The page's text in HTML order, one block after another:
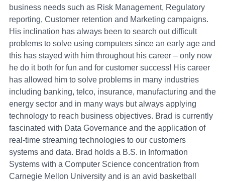
business needs such as Risk Management, Regulatory
reporting, Customer retention and Marketing campaigns.
His inclination has always been to search out difficult
problems to solve using computers since an early age and
this has stayed with him throughout his career – only now
he do it both for fun and for customer success! His career
has allowed him to solve problems in many industries
including banking, telco, insurance, manufacturing and the
energy sector and in many ways but always applying
technology to reach business objectives. Brad is currently
fascinated with Data Governance and the application of
real-time streaming technologies to our customers
systems and data. Brad holds a B.S. in Information
Systems with a Computer Science concentration from
Carnegie Mellon University and is an avid basketball